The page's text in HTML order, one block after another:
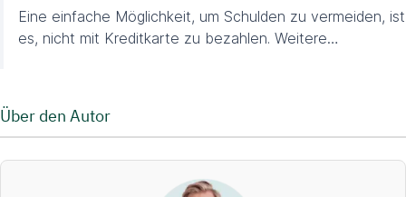
Eine einfache Möglichkeit, um Schulden zu vermeiden, ist
es, nicht mit Kreditkarte zu bezahlen. Weitere…
Über den Autor